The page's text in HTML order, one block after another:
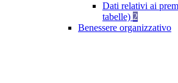
Dati relativi ai
tabelle) 2
Benessere organizzativo